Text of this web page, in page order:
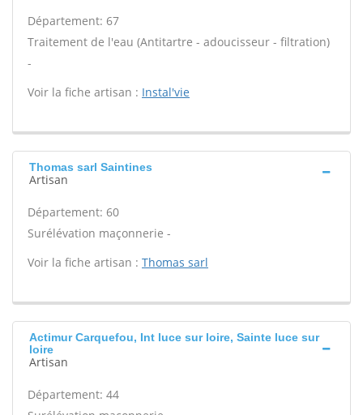
Département: 67
Traitement de l'eau (Antitartre - adoucisseur - filtration)
-
Voir la fiche artisan : Instal'vie
Thomas sarl Saintines
Artisan
Département: 60
Surélévation maçonnerie -
Voir la fiche artisan : Thomas sarl
Actimur Carquefou, Int luce sur loire, Sainte luce sur
loire
Artisan
Département: 44